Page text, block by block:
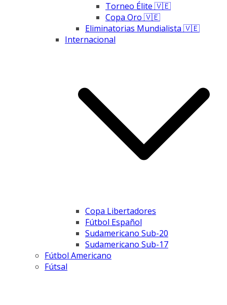
Torneo Élite 🇻🇪
Copa Oro 🇻🇪
Eliminatorias Mundialista 🇻🇪
Internacional
Copa Libertadores
Fútbol Español
Sudamericano Sub-20
Sudamericano Sub-17
Fútbol Americano
Fútsal